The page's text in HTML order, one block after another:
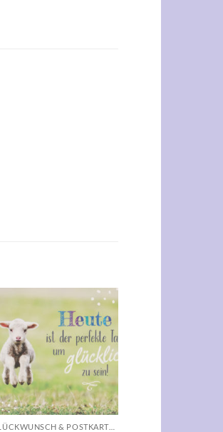
Auf die
Wunschliste
+
GLÜCKWUNSCH & POSTKARTEN